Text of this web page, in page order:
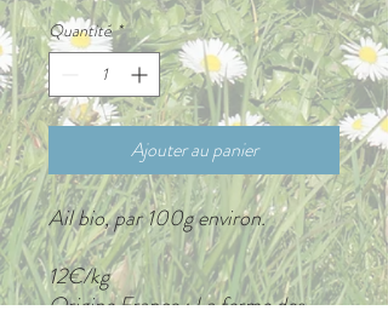
Quantité *
Ajouter au panier
Ail bio, par 100g environ.
12€/kg
Origine France : La ferme des